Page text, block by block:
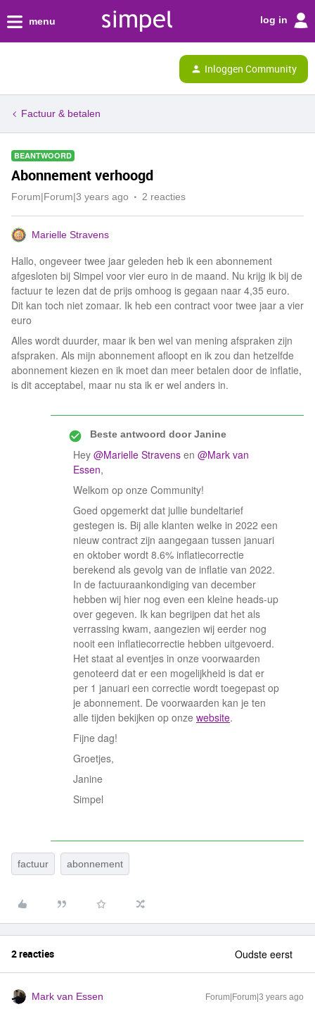
menu log in
Inloggen Community
Factuur & betalen
BEANTWOORD
Abonnement verhoogd
Forum|Forum|3 years ago 2 reacties
Marielle Stravens
Hallo, ongeveer twee jaar geleden heb ik een abonnement
afgesloten bij Simpel voor vier euro in de maand. Nu krijg ik bij de
factuur te lezen dat de prijs omhoog is gegaan naar 4,35 euro.
Dit kan toch niet zomaar. Ik heb een contract voor twee jaar a vier
euro
Alles wordt duurder, maar ik ben wel van mening afspraken zijn
afspraken. Als mijn abonnement afloopt en ik zou dan hetzelfde
abonnement kiezen en ik moet dan meer betalen door de inflatie,
is dit acceptabel, maar nu sta ik er wel anders in.
Beste antwoord doorJanine
Hey @Marielle Stravens en @Mark van
Essen,
Welkom op onze Community!
Goed opgemerkt dat jullie bundeltarief
gestegen is. Bij alle klanten welke in 2022 een
nieuw contract zijn aangegaan tussen januari
en oktober wordt 8.6% inflatiecorrectie
berekend als gevolg van de inflatie van 2022.
In de factuuraankondiging van december
hebben wij hier nog even een kleine heads-up
over gegeven. Ik kan begrijpen dat het als
verrassing kwam, aangezien wij eerder nog
nooit een inflatiecorrectie hebben uitgevoerd.
Het staat al eventjes in onze voorwaarden
genoteerd dat er een mogelijkheid is dat er
per 1 januari een correctie wordt toegepast op
je abonnement. De voorwaarden kan je ten
alle tijden bekijken op onze website.
Fijne dag!
Groetjes,
Janine
Simpel
factuur abonnement
2 reacties Oudste eerst
Mark van Essen Forum|Forum|3 years ago